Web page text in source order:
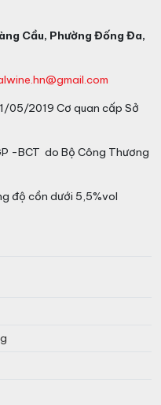
Cầu, Phường Đống Đa,
05/2019 Cơ quan cấp Sở
-BCT do Bộ Công Thương
độ cồn dưới 5,5%vol